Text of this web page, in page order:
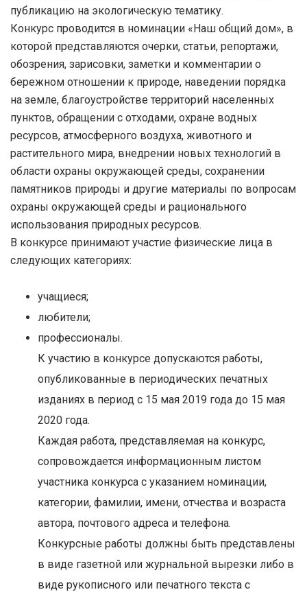
публикацию на экологическую тематику.
Конкурс проводится в номинации «Наш общий дом», в
которой представляются очерки, статьи, репортажи,
обозрения, зарисовки, заметки и комментарии о
бережном отношении к природе, наведении порядка
на земле, благоустройстве территорий населенных
пунктов, обращении с отходами, охране водных
ресурсов, атмосферного воздуха, животного и
растительного мира, внедрении новых технологий в
области охраны окружающей среды, сохранении
памятников природы и другие материалы по вопросам
охраны окружающей среды и рационального
использования природных ресурсов.
В конкурсе принимают участие физические лица в
следующих категориях:
учащиеся;
любители;
профессионалы.
К участию в конкурсе допускаются работы,
опубликованные в периодических печатных
изданиях в период с 15 мая 2019 года до 15 мая
2020 года.
Каждая работа, представляемая на конкурс,
сопровождается информационным листом
участника конкурса с указанием номинации,
категории, фамилии, имени, отчества и возраста
автора, почтового адреса и телефона.
Конкурсные работы должны быть представлены
в виде газетной или журнальной вырезки либо в
виде рукописного или печатного текста с